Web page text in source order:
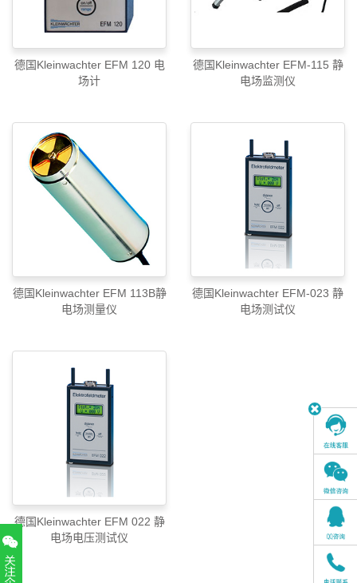
德国Kleinwachter EFM 120 电
场计
德国Kleinwachter EFM-115 静
电场监测仪
德国Kleinwachter EFM 113B静
电场测量仪
德国Kleinwachter EFM-023 静
电场测试仪
德国Kleinwachter EFM 022 静
电场电压测试仪